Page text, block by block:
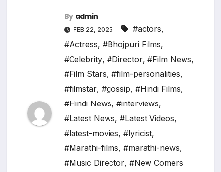
By admin
FEB 22, 2025 #actors,
#Actress, #Bhojpuri Films,
#Celebrity, #Director, #Film News,
#Film Stars, #film-personalities,
#filmstar, #gossip, #Hindi Films,
#Hindi News, #interviews,
#Latest News, #Latest Videos,
#latest-movies, #lyricist,
#Marathi-films, #marathi-news,
#Music Director, #New Comers,